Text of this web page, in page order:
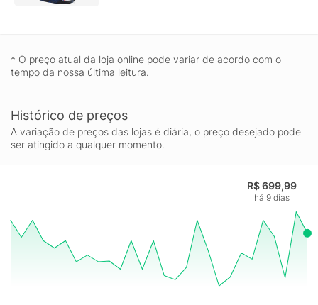
* O preço atual da loja online pode variar de acordo com o
tempo da nossa última leitura.
Histórico de preços
A variação de preços das lojas é diária, o preço desejado pode
ser atingido a qualquer momento.
R$ 699,99
há 9 dias